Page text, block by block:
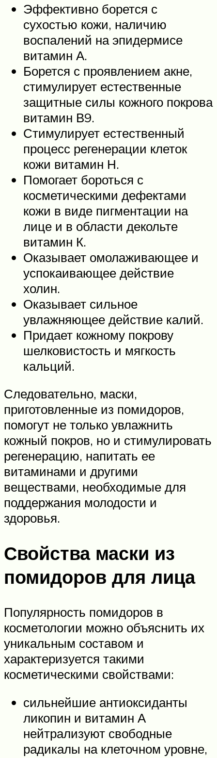
Эффективно борется с
сухостью кожи, наличию
воспалений на эпидермисе
витамин А.
Борется с проявлением акне,
стимулирует естественные
защитные силы кожного покрова
витамин В9.
Стимулирует естественный
процесс регенерации клеток
кожи витамин Н.
Помогает бороться с
косметическими дефектами
кожи в виде пигментации на
лице и в области декольте
витамин К.
Оказывает омолаживающее и
успокаивающее действие
холин.
Оказывает сильное
увлажняющее действие калий.
Придает кожному покрову
шелковистость и мягкость
кальций.
Следовательно, маски,
приготовленные из помидоров,
помогут не только увлажнить
кожный покров, но и стимулировать
регенерацию, напитать ее
витаминами и другими
веществами, необходимые для
поддержания молодости и
здоровья.
Свойства маски из
помидоров для лица
Популярность помидоров в
косметологии можно объяснить их
уникальным составом и
характеризуется такими
косметическими свойствами:
сильнейшие антиоксиданты
ликопин и витамин А
нейтрализуют свободные
радикалы на клеточном уровне,